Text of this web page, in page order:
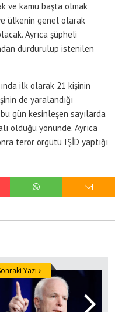
ve kamu başta olmak
ülkenin genel olarak
Ayrıca şüpheli
durdurulup istenilen
ilk olarak 21 kişinin
de yaralandığı
gün kesinleşen sayılarda
olduğu yönünde. Ayrıca
terör örgütü IŞİD yaptığı
Yazı